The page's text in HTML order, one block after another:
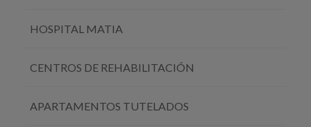
HOSPITAL MATIA
CENTROS DE REHABILITACIÓN
APARTAMENTOS TUTELADOS